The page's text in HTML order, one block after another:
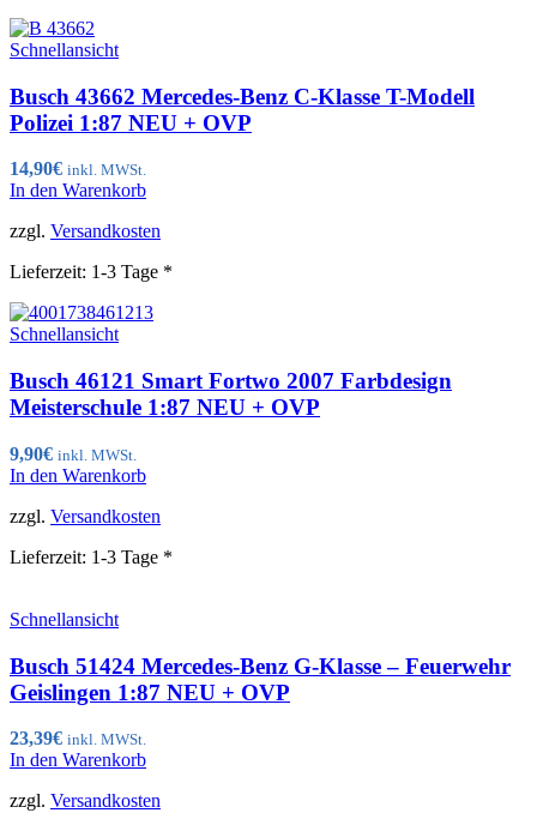
Schnellansicht
Busch 43662 Mercedes-Benz C-Klasse T-Modell
Polizei 1:87 NEU + OVP
14,90€ inkl. MWSt.
In den Warenkorb
zzgl. Versandkosten
Lieferzeit: 1-3 Tage *
Schnellansicht
Busch 46121 Smart Fortwo 2007 Farbdesign
Meisterschule 1:87 NEU + OVP
9,90€ inkl. MWSt.
In den Warenkorb
zzgl. Versandkosten
Lieferzeit: 1-3 Tage *
Schnellansicht
Busch 51424 Mercedes-Benz G-Klasse – Feuerwehr
Geislingen 1:87 NEU + OVP
23,39€ inkl. MWSt.
In den Warenkorb
zzgl. Versandkosten